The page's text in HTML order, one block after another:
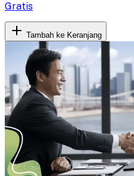
Gratis
Tambah ke Keranjang